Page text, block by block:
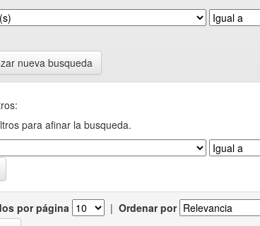
nueva busqueda
para afinar la busqueda.
por página | Ordenar por